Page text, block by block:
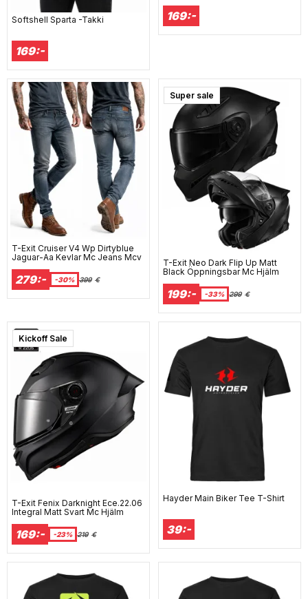
Softshell Sparta -Takki
169:-
169:-
T-Exit Cruiser V4 Wp Dirtyblue
Jaguar-Aa Kevlar Mc Jeans Mcv
279:- -30% 399 €
Super sale
T-Exit Neo Dark Flip Up Matt
Black Öppningsbar Mc Hjälm
199:- -33% 299 €
Kickoff Sale
T-Exit Fenix Darknight Ece.22.06
Integral Matt Svart Mc Hjälm
169:- -23% 219 €
Hayder Main Biker Tee T-Shirt
39:-